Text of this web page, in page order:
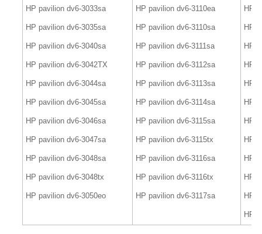
HP pavilion dv6-3033sa
HP pavilion dv6-3035sa
HP pavilion dv6-3040sa
HP pavilion dv6-3042TX
HP pavilion dv6-3044sa
HP pavilion dv6-3045sa
HP pavilion dv6-3046sa
HP pavilion dv6-3047sa
HP pavilion dv6-3048sa
HP pavilion dv6-3048tx
HP pavilion dv6-3050eo
HP pavilion dv6-3110ea
HP pavilion dv6-3110sa
HP pavilion dv6-3111sa
HP pavilion dv6-3112sa
HP pavilion dv6-3113sa
HP pavilion dv6-3114sa
HP pavilion dv6-3115sa
HP pavilion dv6-3115tx
HP pavilion dv6-3116sa
HP pavilion dv6-3116tx
HP pavilion dv6-3117sa
HP
HP
HP
HP
HP
HP
HP
HP
HP
HP
HP
HP